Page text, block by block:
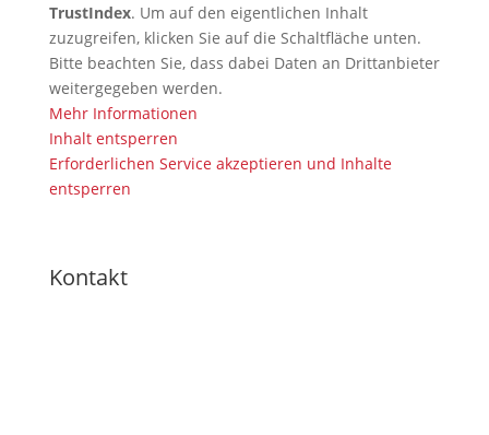
TrustIndex. Um auf den eigentlichen Inhalt
zuzugreifen, klicken Sie auf die Schaltfläche unten.
Bitte beachten Sie, dass dabei Daten an Drittanbieter
weitergegeben werden.
Mehr Informationen
Inhalt entsperren
Erforderlichen Service akzeptieren und Inhalte
entsperren
Kontakt